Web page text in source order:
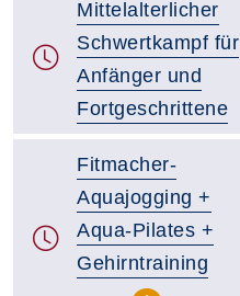
Mittelalterlicher
Schwertkampf für
Anfänger und
Fortgeschrittene
Fitmacher-
Aquajogging +
Aqua-Pilates +
Gehirntraining